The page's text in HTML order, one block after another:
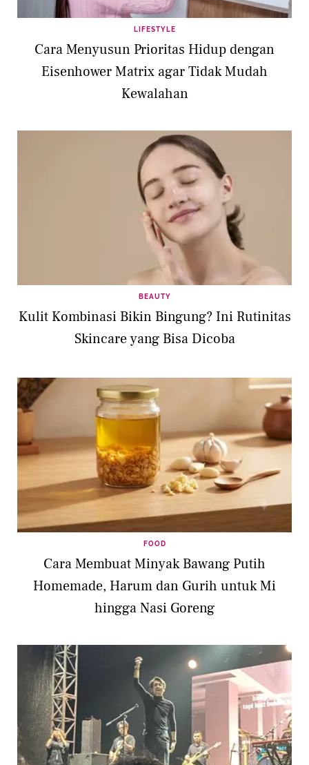
LIFESTYLE
Cara Menyusun Prioritas Hidup dengan
Eisenhower Matrix agar Tidak Mudah
Kewalahan
BEAUTY
Kulit Kombinasi Bikin Bingung? Ini Rutinitas
Skincare yang Bisa Dicoba
FOOD
Cara Membuat Minyak Bawang Putih
Homemade, Harum dan Gurih untuk Mi
hingga Nasi Goreng